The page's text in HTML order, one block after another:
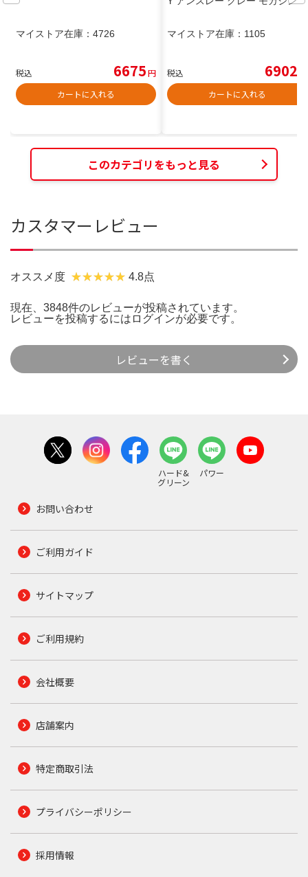
マイストア在庫： 4726
税込 6675円
カートに入れる
マイストア在庫： 1105
税込 6902
カートに入れる
このカテゴリをもっと見る
カスタマーレビュー
オススメ度 4.8点
現在、3848件のレビューが投稿されています。
レビューを投稿するには ログインが必要です。
レビューを書く
ハード&
グリーン
パワー
お問い合わせ
ご利用ガイド
サイトマップ
ご利用規約
会社概要
店舗案内
特定商取引法
プライバシーポリシー
採用情報